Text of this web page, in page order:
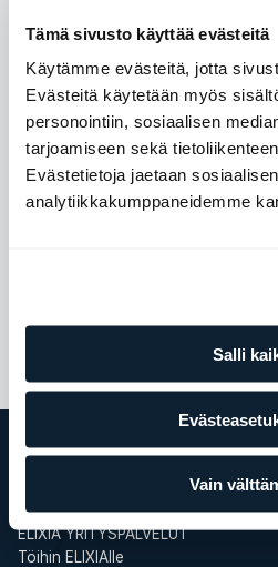
Tämä sivusto käyttää evästeitä
Käytämme evästeitä, jotta
Evästeitä käytetään myös
personointiin, sosiaalisen
tarjoamiseen sekä
Evästetietoja jaetaan
analytiikkakumppaneidemme
Salli
Vain
Kobra
Tämä on SATS Group
ELIXIA YRITYSPALVELUT
Töihin ELIXIAlle